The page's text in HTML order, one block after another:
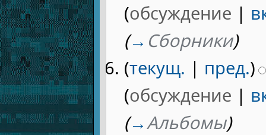
(обсуждение |
(→ Сборники)
(текущ. | пред.)
(обсуждение |
(→Альбомы)